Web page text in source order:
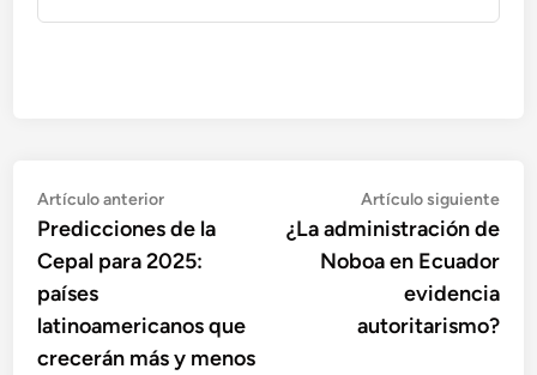
Navegación
de
entradas
Artículo anteriorArtículo
anterior:
Predicciones de la
Cepal para 2025:
países
latinoamericanos que
crecerán más y menos
Artículo siguiente
¿La administración de
Noboa en Ecuador
evidencia
autoritarismo?